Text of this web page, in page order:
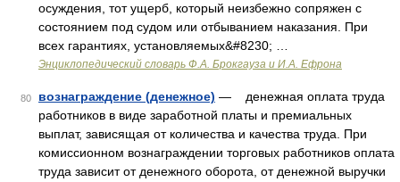
осуждения, тот ущерб, который неизбежно сопряжен с
состоянием под судом или отбыванием наказания. При
всех гарантиях, установляемых&#8230; …
Энциклопедический словарь Ф.А. Брокгауза и И.А. Ефрона
80 вознаграждение (денежное) — денежная оплата труда
работников в виде заработной платы и премиальных
выплат, зависящая от количества и качества труда. При
комиссионном вознаграждении торговых работников оплата
труда зависит от денежного оборота, от денежной выручки